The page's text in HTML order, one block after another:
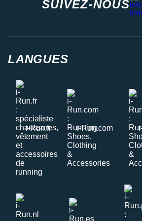
SUIVEZ-NOUS
LANGUES
i-Run.fr i-Run.com